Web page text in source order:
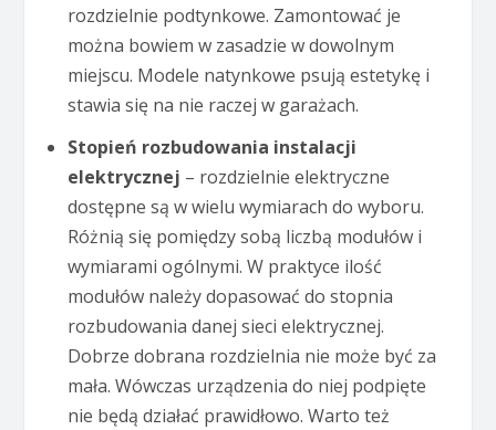
rozdzielnie podtynkowe. Zamontować je
można bowiem w zasadzie w dowolnym
miejscu. Modele natynkowe psują estetykę i
stawia się na nie raczej w garażach.
Stopień rozbudowania instalacji
elektrycznej – rozdzielnie elektryczne
dostępne są w wielu wymiarach do wyboru.
Różnią się pomiędzy sobą liczbą modułów i
wymiarami ogólnymi. W praktyce ilość
modułów należy dopasować do stopnia
rozbudowania danej sieci elektrycznej.
Dobrze dobrana rozdzielnia nie może być za
mała. Wówczas urządzenia do niej podpięte
nie będą działać prawidłowo. Warto też